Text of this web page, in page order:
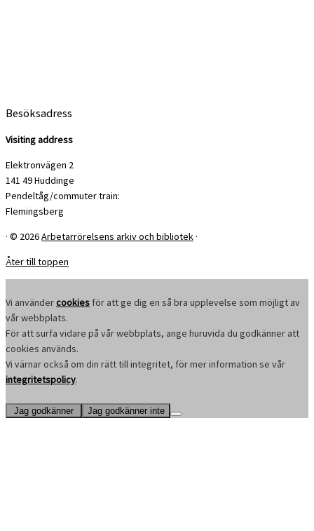
Besöksadress
Visiting address
Elektronvägen 2
141 49 Huddinge
Pendeltåg/commuter train:
Flemingsberg
· © 2026Arbetarrörelsens arkiv och bibliotek ·
Åter till toppen
Vi användercookies för att ge dig en så bra upplevelse som möjligt av
vår webbplats.
För att surfa vidare på vår webbplats, ange huruvida du godkänner att
cookies används.
Vi värnar också om din rätt till integritet, för mer information se vår
integritetspolicy.
Jag godkänner Jag godkänner inte